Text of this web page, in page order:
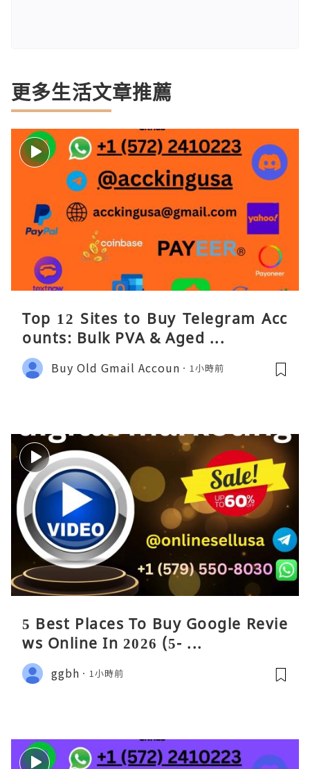
更多生活文章推薦
Top 12 Sites to Buy Telegram Acc
ounts: Bulk PVA & Aged ...
Buy Old Gmail Accoun 1小時前
5 Best Places To Buy Google Revie
ws Online In 2026 (5- ...
ggbh 1小時前